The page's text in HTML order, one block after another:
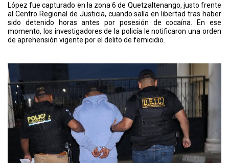
López fue capturado en la zona 6 de Quetzaltenango, justo frente
al Centro Regional de Justicia, cuando salía en libertad tras haber
sido detenido horas antes por posesión de cocaína. En ese
momento, los investigadores de la policía le notificaron una orden
de aprehensión vigente por el delito de femicidio.